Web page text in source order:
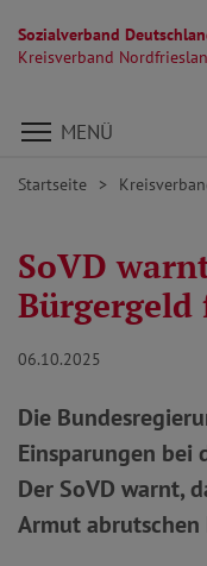
Sozialverband
Kreisverband
Direkt zu den
MENÜ
Startseite
SoVD
06.10.2025
Die
Einsparungen bei
Der SoVD warnt,
Armut